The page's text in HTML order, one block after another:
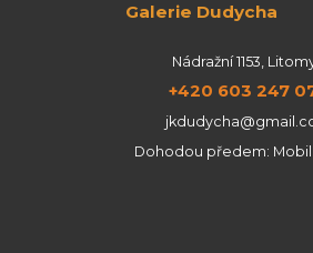
Galerie Dudycha
Nádražní 1153,
+420 603 247
Dohodou předem: Mobil